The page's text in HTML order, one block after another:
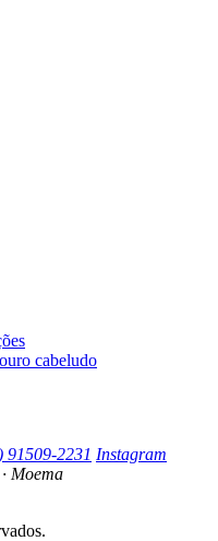
cabeludo
91509-2231 Instagram
Moema